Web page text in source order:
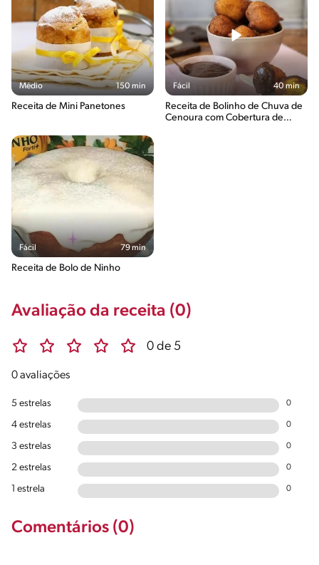
Médio 150 min
Receita de Mini Panetones
Fácil 40 min
Receita de Bolinho de Chuva de
Cenoura com Cobertura de
Fácil 79 min
Receita de Bolo de Ninho
Avaliação da receita (0)
0 de 5
0 avaliações
5 estrelas 0
4 estrelas 0
3 estrelas 0
2 estrelas 0
1 estrela 0
Comentários (0)